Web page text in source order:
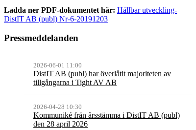
Ladda ner PDF-dokumentet här: Hållbar utveckling-
DistIT AB (publ) Nr-6-20191203
Pressmeddelanden
2026-06-01 11:00
DistIT AB (publ) har överlåtit majoriteten av
tillgångarna i Tight AV AB
2026-04-28 10:30
Kommuniké från årsstämma i DistIT AB (publ)
den 28 april 2026